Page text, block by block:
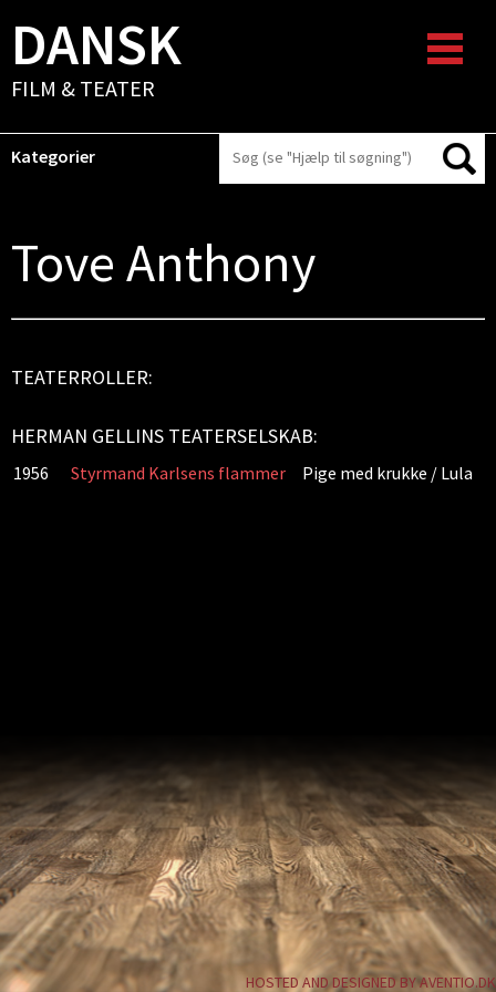
DANSK
FILM & TEATER
Kategorier
Tove Anthony
TEATERROLLER:
HERMAN GELLINS TEATERSELSKAB:
1956 Styrmand Karlsens flammer Pige med krukke / Lula
HOSTED AND DESIGNED BY AVENTIO.DK